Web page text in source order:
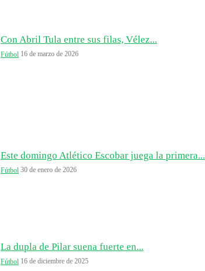
Con Abril Tula entre sus filas, Vélez...
Fútbol 16 de marzo de 2026
Este domingo Atlético Escobar juega la primera...
Fútbol 30 de enero de 2026
La dupla de Pilar suena fuerte en...
Fútbol 16 de diciembre de 2025